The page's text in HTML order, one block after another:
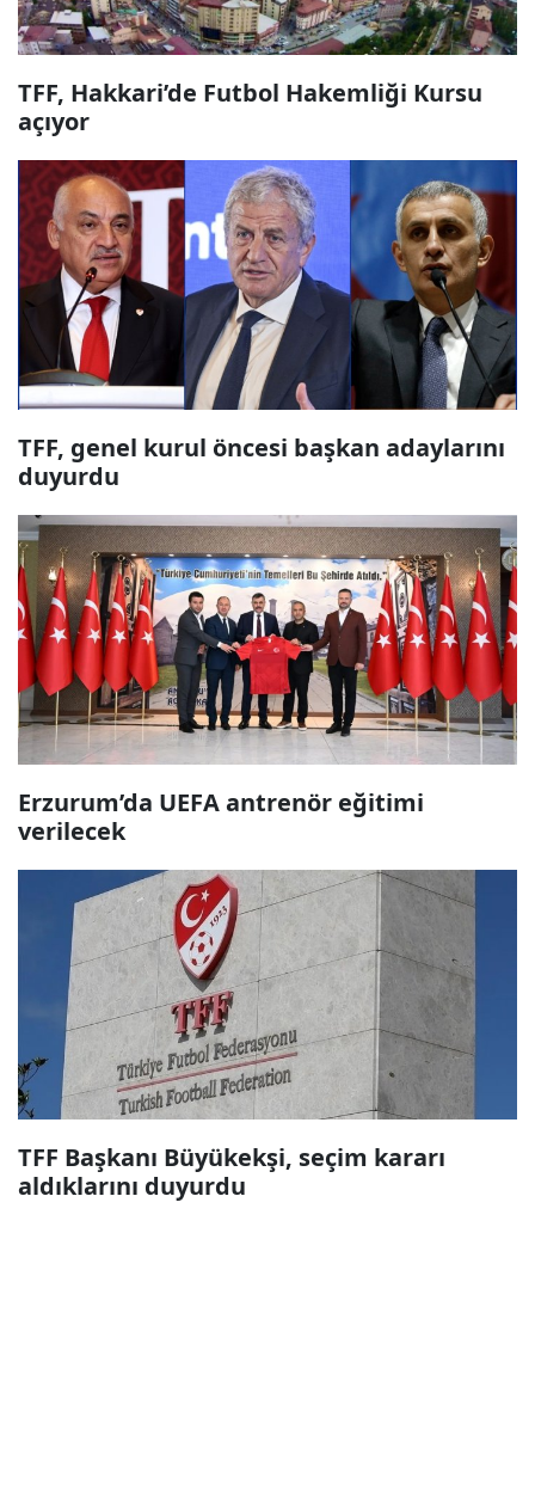
TFF, Hakkari’de Futbol Hakemliği Kursu
açıyor
TFF, genel kurul öncesi başkan adaylarını
duyurdu
Erzurum’da UEFA antrenör eğitimi
verilecek
TFF Başkanı Büyükekşi, seçim kararı
aldıklarını duyurdu